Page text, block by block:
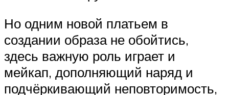
Но одним новой платьем в
создании образа не обойтись,
здесь важную роль играет и
мейкап, дополняющий наряд и
подчёркивающий неповторимость,